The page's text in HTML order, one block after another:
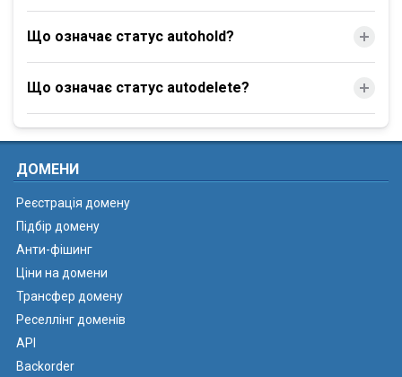
Що означає статус autohold?
Що означає статус autodelete?
ДОМЕНИ
Реєстрація домену
Підбір домену
Анти-фішинг
Ціни на домени
Трансфер домену
Реселлінг доменів
API
Backorder